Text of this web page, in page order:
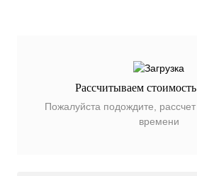
Рассчитываем
Пожалуйста подождите,
времени